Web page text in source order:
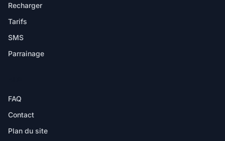
Recharger
Tarifs
SMS
Parrainage
FAQ
Contact
Plan du site